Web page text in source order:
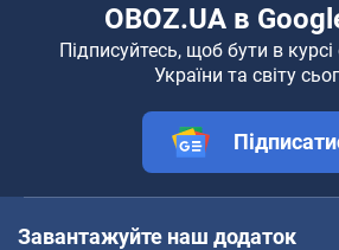
OBOZ.UA в
Підписуйтесь, щоб бути в курсі
України та світу
Завантажуйте наш додаток